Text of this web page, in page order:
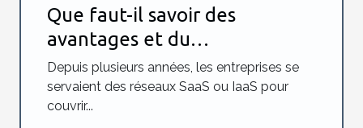
Que faut-il savoir des
avantages et du
fonctionnement du NaaS ?
Depuis plusieurs années, les entreprises se
servaient des réseaux SaaS ou IaaS pour
couvrir...